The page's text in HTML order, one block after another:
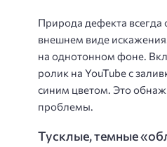
Природа дефекта всегда
внешнем виде
на однотонном фоне.
ролик на YouTube с
синим цветом. Это
проблемы.
Тусклые, темные